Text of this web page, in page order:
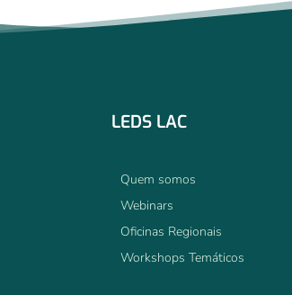
LEDS LAC
Quem somos
Webinars
Oficinas Regionais
Workshops Temáticos